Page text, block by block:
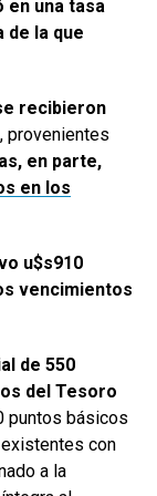
una tasa
de la que
recibieron
, provenientes
en parte,
en los
u$s910
vencimientos
de 550
del Tesoro
puntos básicos
con
a la